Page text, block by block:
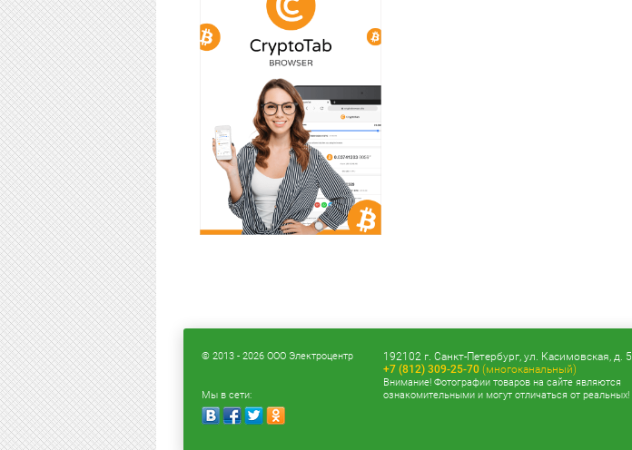
© 2013 - 2026 ООО Электроцентр
Мы в сети:
192102 г. Санкт-Петербург, ул. Касимовская, д. 5
+7 (812) 309-25-70 (многоканальный)
Внимание! Фотографии товаров на сайте являются
ознакомительными и могут отличаться от реальных!